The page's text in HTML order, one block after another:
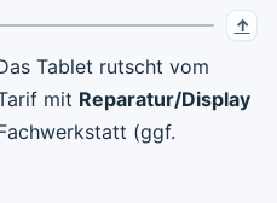
Tablet rutscht vom
mit Reparatur/Display
(ggf.